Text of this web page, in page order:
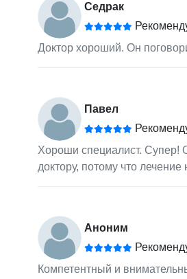
Седрак
Доктор хороший. Он
Павел
Хороши специалист. Супер!
доктору, потому что лечение
Аноним
Компетентный и